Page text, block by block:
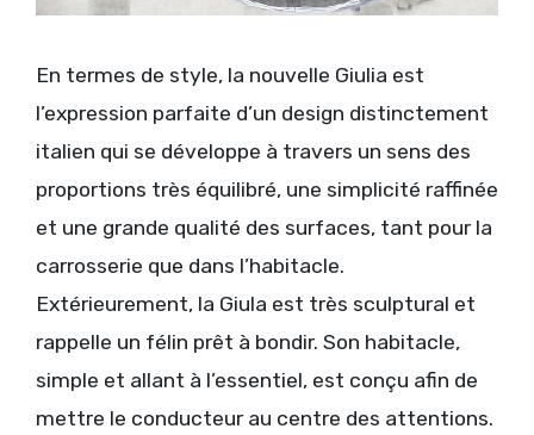
En termes de style, la nouvelle Giulia est
l’expression parfaite d’un design distinctement
italien qui se développe à travers un sens des
proportions très équilibré, une simplicité raffinée
et une grande qualité des surfaces, tant pour la
carrosserie que dans l’habitacle.
Extérieurement, la Giula est très sculptural et
rappelle un félin prêt à bondir. Son habitacle,
simple et allant à l’essentiel, est conçu afin de
mettre le conducteur au centre des attentions.